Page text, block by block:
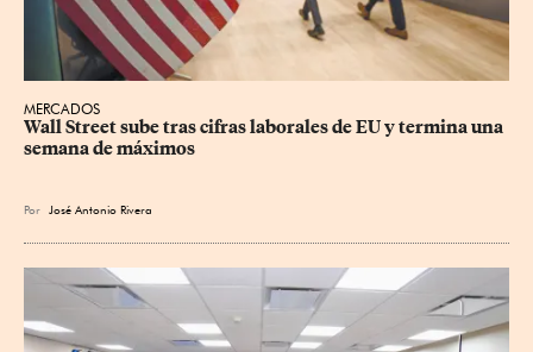
MERCADOS
Wall Street sube tras cifras laborales de EU y termina una
semana de máximos
Por José Antonio Rivera